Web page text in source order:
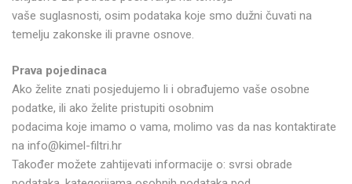
vaše suglasnosti, osim podataka koje smo dužni čuvati na
temelju zakonske ili pravne osnove.
Prava pojedinaca
Ako želite znati posjedujemo li i obrađujemo vaše osobne
podatke, ili ako želite pristupiti osobnim
podacima koje imamo o vama, molimo vas da nas kontaktirate
na info@kimel-filtri.hr
Također možete zahtijevati informacije o: svrsi obrade